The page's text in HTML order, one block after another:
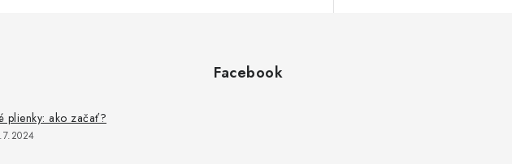
plienky: ako začať?
Facebook